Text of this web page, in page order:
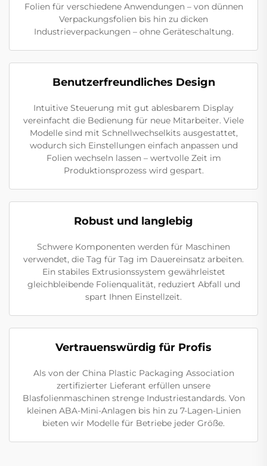
Folien für verschiedene Anwendungen – von dünnen
Verpackungsfolien bis hin zu dicken
Industrieverpackungen – ohne Geräteschaltung.
Benutzerfreundliches Design
Intuitive Steuerung mit gut ablesbarem Display
vereinfacht die Bedienung für neue Mitarbeiter. Viele
Modelle sind mit Schnellwechselkits ausgestattet,
wodurch sich Einstellungen einfach anpassen und
Folien wechseln lassen – wertvolle Zeit im
Produktionsprozess wird gespart.
Robust und langlebig
Schwere Komponenten werden für Maschinen
verwendet, die Tag für Tag im Dauereinsatz arbeiten.
Ein stabiles Extrusionssystem gewährleistet
gleichbleibende Folienqualität, reduziert Abfall und
spart Ihnen Einstellzeit.
Vertrauenswürdig für Profis
Als von der China Plastic Packaging Association
zertifizierter Lieferant erfüllen unsere
Blasfolienmaschinen strenge Industriestandards. Von
kleinen ABA-Mini-Anlagen bis hin zu 7-Lagen-Linien
bieten wir Modelle für Betriebe jeder Größe.